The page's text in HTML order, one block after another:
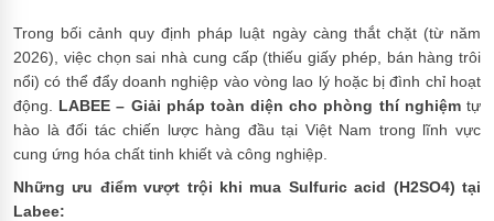
Trong bối cảnh quy định pháp luật ngày càng thắt chặt (từ năm
2026), việc chọn sai nhà cung cấp (thiếu giấy phép, bán hàng trôi
nổi) có thể đẩy doanh nghiệp vào vòng lao lý hoặc bị đình chỉ hoạt
động. LABEE – Giải pháp toàn diện cho phòng thí nghiệmtự
hào là đối tác chiến lược hàng đầu tại Việt Nam trong lĩnh vực
cung ứng hóa chất tinh khiết và công nghiệp.
Những ưu điểm vượt trội khi mua Sulfuric acid (H2SO4) tại
Labee: